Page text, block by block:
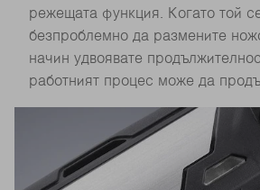
режещата функция. Когато той
безпроблемно да размените
начин удвоявате
работният процес може да